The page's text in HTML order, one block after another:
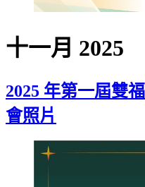
十一月 2025
2025 年第一屆雙
會照片